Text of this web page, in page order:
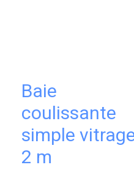
Baie
coulissante
simple
2 m